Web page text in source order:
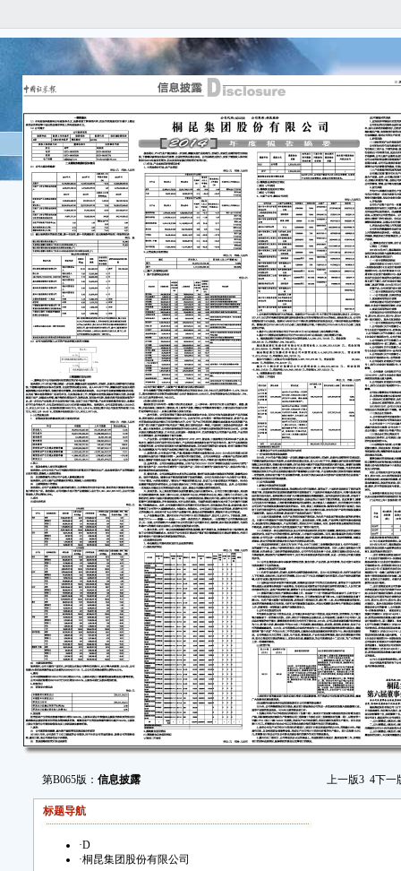
第B065版： 信息披露 上一版3 4下一
标题导航
·D
·桐昆集团股份有限公司
■
信